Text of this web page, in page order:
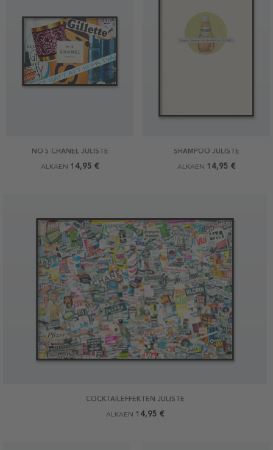
NO 5 CHANEL JULISTE
ALKAEN 14,95 €
COCKTAILEFFEKTEN JULISTE
ALKAEN 14,95 €
SHAMPOO JULISTE
ALKAEN 14,95 €